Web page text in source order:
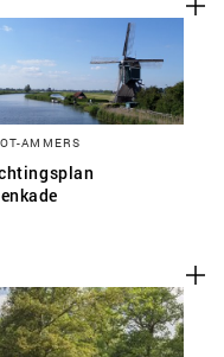
AMMERS